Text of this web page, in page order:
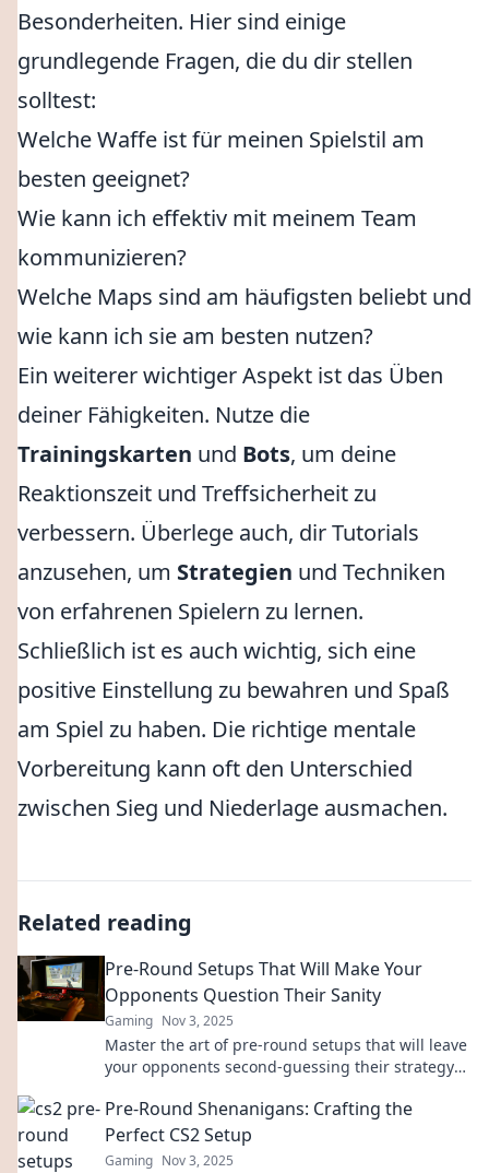
Besonderheiten. Hier sind einige
grundlegende Fragen, die du dir stellen
solltest:
Welche Waffe ist für meinen Spielstil am
besten geeignet?
Wie kann ich effektiv mit meinem Team
kommunizieren?
Welche Maps sind am häufigsten beliebt und
wie kann ich sie am besten nutzen?
Ein weiterer wichtiger Aspekt ist das Üben
deiner Fähigkeiten. Nutze die
Trainingskarten und Bots, um deine
Reaktionszeit und Treffsicherheit zu
verbessern. Überlege auch, dir Tutorials
anzusehen, um Strategien und Techniken
von erfahrenen Spielern zu lernen.
Schließlich ist es auch wichtig, sich eine
positive Einstellung zu bewahren und Spaß
am Spiel zu haben. Die richtige mentale
Vorbereitung kann oft den Unterschied
zwischen Sieg und Niederlage ausmachen.
Related reading
Pre-Round Setups That Will Make Your
Opponents Question Their Sanity
Gaming Nov 3, 2025
Master the art of pre-round setups that will leave
your opponents second-guessing their strategy
Pre-Round Shenanigans: Crafting the
Perfect CS2 Setup
Gaming Nov 3, 2025